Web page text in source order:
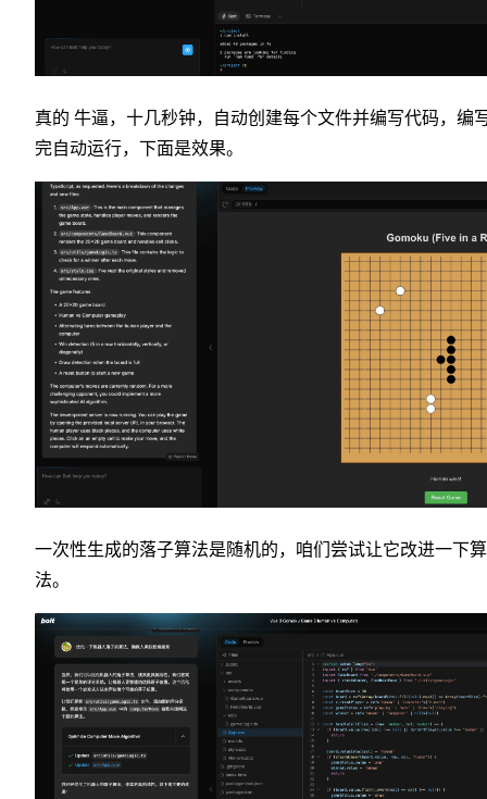
真的 牛逼，十几秒钟，自动创建每个文件并编写代码，编
完自动运行，下面是效果。
一次性生成的落子算法是随机的，咱们尝试让它改进一下算
法。